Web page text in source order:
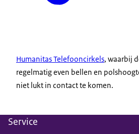
Humanitas Telefooncirkels, waarbij
regelmatig even bellen en
niet lukt in contact te komen.
Service